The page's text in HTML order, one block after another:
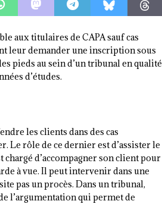
aux titulaires de CAPA sauf cas
leur demander une inscription sous
pieds au sein d’un tribunal en qualité
d’études.
les clients dans des cas
Le rôle de ce dernier est d’assister le
d’accompagner son client pour
à vue. Il peut intervenir dans une
pas un procès. Dans un tribunal,
l’argumentation qui permet de